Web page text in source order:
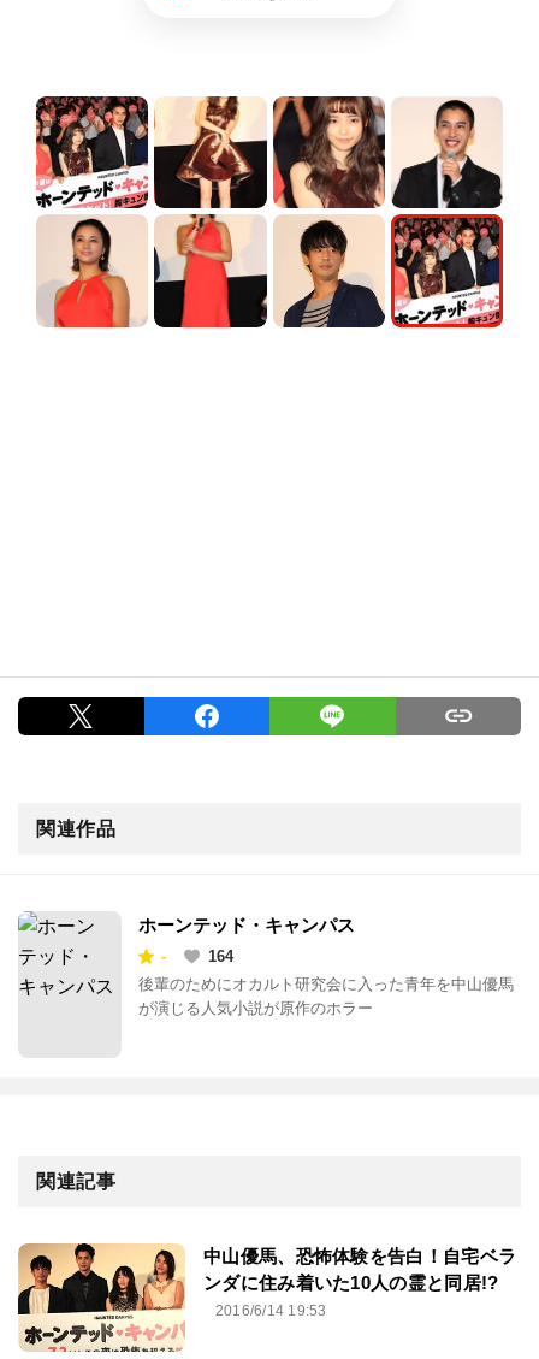
関連作品
ホーンテッド・キャンパス
-
164
後輩のためにオカルト研究会に入った青年を中山優馬
が演じる人気小説が原作のホラー
関連記事
中山優馬、恐怖体験を告白！自宅ベラ
ンダに住み着いた10人の霊と同居!?
2016/6/14 19:53